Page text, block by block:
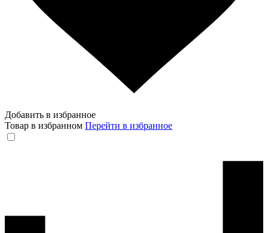
Добавить в избранное
Товар в избранном Перейти в избранное